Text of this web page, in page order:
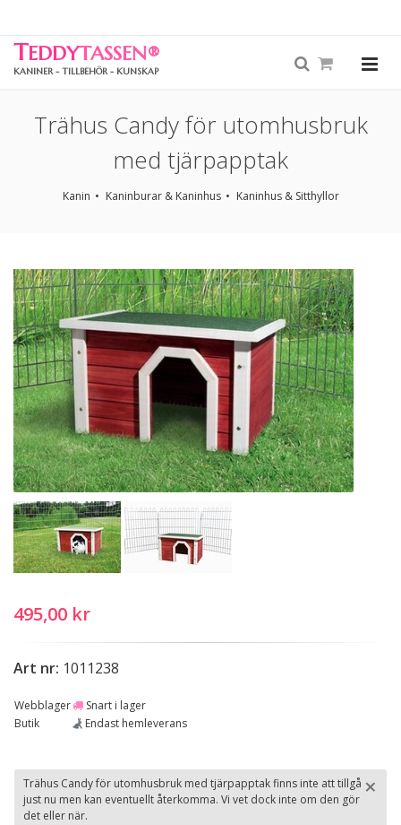
TEDDYTASSEN®
KANINER - TILLBEHÖR - KUNSKAP
Trähus Candy för utomhusbruk
med tjärpapptak
Kanin Kaninburar & Kaninhus Kaninhus & Sitthyllor
495,00 kr
Art nr: 1011238
Webblager
Snart i lager
Butik
Endast hemleverans
×
Trähus Candy för utomhusbruk med tjärpapptak finns inte att tillgå
just nu men kan eventuellt återkomma. Vi vet dock inte om den gör
det eller när.